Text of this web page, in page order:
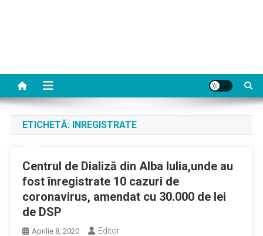
ETICHETĂ: INREGISTRATE
Centrul de Dializă din Alba Iulia,unde au
fost înregistrate 10 cazuri de
coronavirus, amendat cu 30.000 de lei
de DSP
Aprilie 8, 2020 Editor